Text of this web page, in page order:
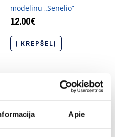
Apie
modelinu „Senelio”
12.00€
Į KREPŠELĮ